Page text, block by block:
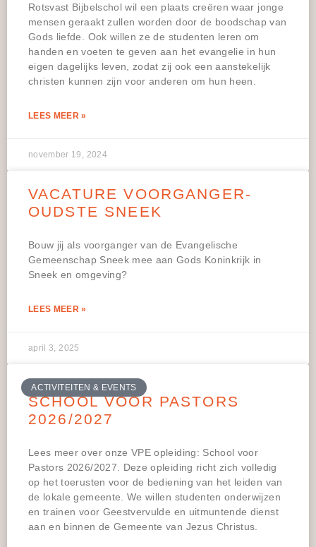
Rotsvast Bijbelschol wil een plaats creëren waar jonge
mensen geraakt zullen worden door de boodschap van
Gods liefde. Ook willen ze de studenten leren om
handen en voeten te geven aan het evangelie in hun
eigen dagelijks leven, zodat zij ook een aanstekelijk
christen kunnen zijn voor anderen om hun heen.
LEES MEER »
november 19, 2024
VACATURE VOORGANGER-
OUDSTE SNEEK
Bouw jij als voorganger van de Evangelische
Gemeenschap Sneek mee aan Gods Koninkrijk in
Sneek en omgeving?
LEES MEER »
april 3, 2025
ACTIVITEITEN & EVENTS
SCHOOL VOOR PASTORS
2026/2027
Lees meer over onze VPE opleiding: School voor
Pastors 2026/2027. Deze opleiding richt zich volledig
op het toerusten voor de bediening van het leiden van
de lokale gemeente. We willen studenten onderwijzen
en trainen voor Geestvervulde en uitmuntende dienst
aan en binnen de Gemeente van Jezus Christus.